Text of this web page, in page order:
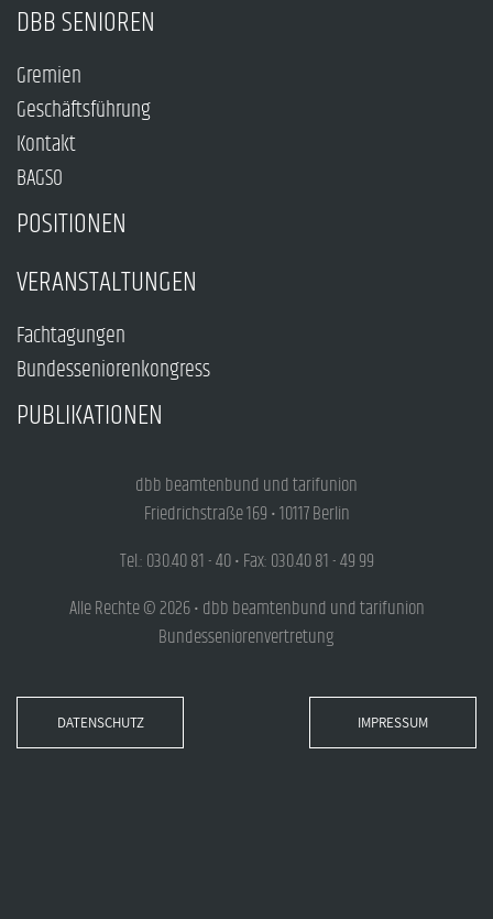
DBB SENIOREN
Gremien
Geschäftsführung
Kontakt
BAGSO
POSITIONEN
VERANSTALTUNGEN
Fachtagungen
Bundesseniorenkongress
PUBLIKATIONEN
dbb beamtenbund und tarifunion
Friedrichstraße 169 • 10117 Berlin
Tel.: 030.40 81 - 40 • Fax: 030.40 81 - 49 99
Alle Rechte © 2026 • dbb beamtenbund und tarifunion
Bundesseniorenvertretung
DATENSCHUTZ IMPRESSUM